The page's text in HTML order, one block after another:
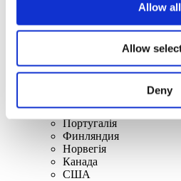
Allow all
Allow
Deny
Швецiя
Нідерланди
Австрія
Португалія
Финляндия
Норвегія
Канада
США